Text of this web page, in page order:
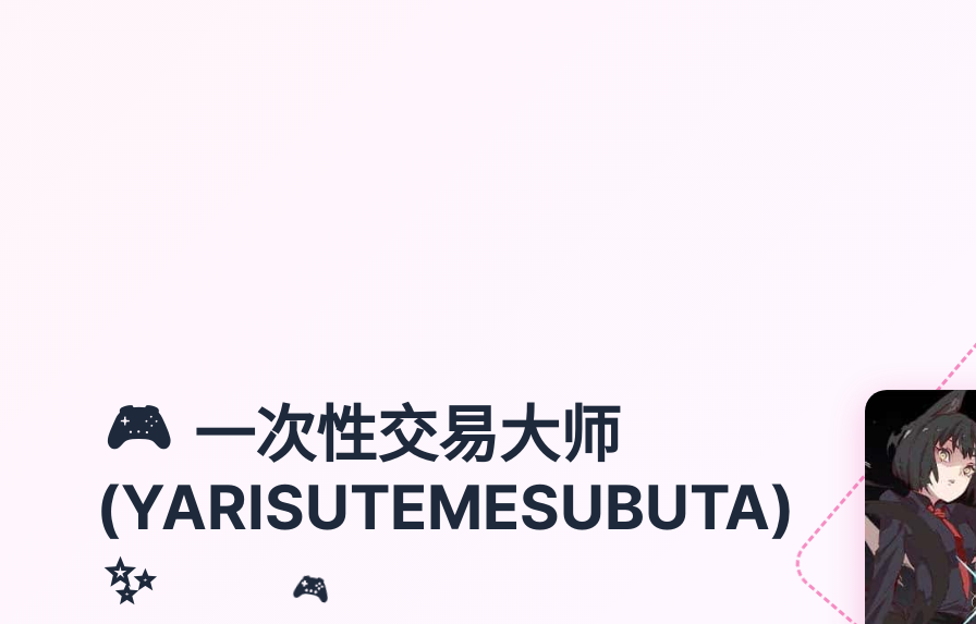
🎮
🎮 一次性交易大师
(YARISUTEMESUBUTA)
✨